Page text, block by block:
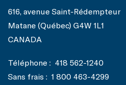
616, avenue Saint-Rédempteur
Matane (Québec) G4W 1L1
CANADA
Téléphone : 418 562-1240
Sans frais : 1 800 463-4299